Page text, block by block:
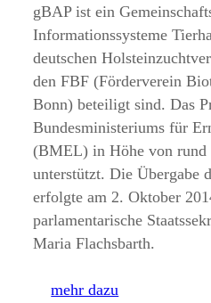
gBAP ist ein
Informationssysteme
deutschen
den FBF (Förderverein
Bonn) beteiligt sind. Das
Bundesministeriums für
(BMEL) in Höhe von
unterstützt. Die Übergabe
erfolgte am 2. Oktober
parlamentarische
Maria Flachsbarth.
mehr dazu